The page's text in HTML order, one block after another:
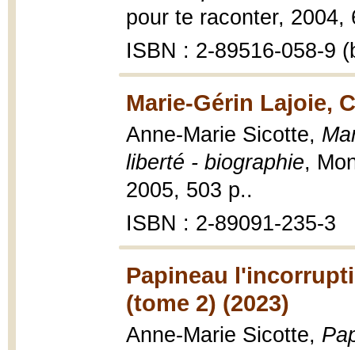
pour te raconter,
ISBN : 2-89516-058-9
Marie-Gérin Lajoie,
Anne-Marie Sicotte,
liberté - biographie,
2005, 503 p..
ISBN : 2-89091-235-3
Papineau
(tome 2) (2023)
Anne-Marie Sicotte,